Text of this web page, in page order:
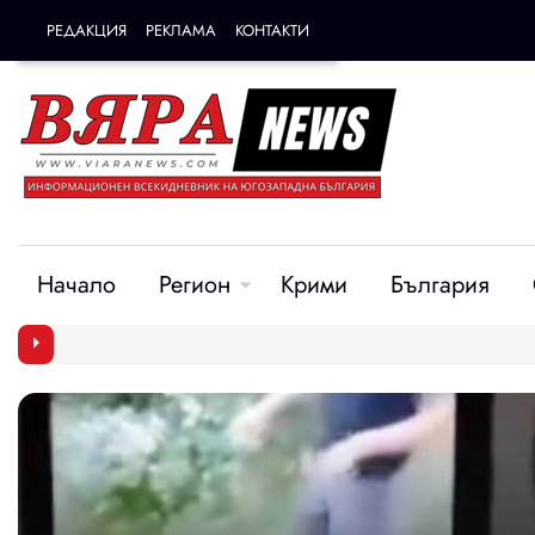
РЕДАКЦИЯ РЕКЛАМА КОНТАКТИ
Начало Регион Крими България